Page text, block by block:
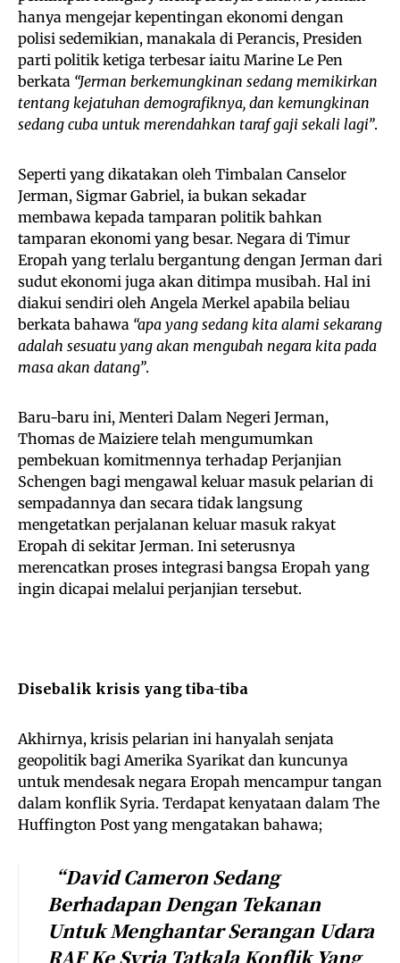
hanya mengejar kepentingan ekonomi dengan
polisi sedemikian, manakala di Perancis, Presiden
parti politik ketiga terbesar iaitu Marine Le Pen
berkata “Jerman berkemungkinan sedang memikirkan
tentang kejatuhan demografiknya, dan kemungkinan
sedang cuba untuk merendahkan taraf gaji sekali lagi”.
Seperti yang dikatakan oleh Timbalan Canselor
Jerman, Sigmar Gabriel, ia bukan sekadar
membawa kepada tamparan politik bahkan
tamparan ekonomi yang besar. Negara di Timur
Eropah yang terlalu bergantung dengan Jerman dari
sudut ekonomi juga akan ditimpa musibah. Hal ini
diakui sendiri oleh Angela Merkel apabila beliau
berkata bahawa “apa yang sedang kita alami sekarang
adalah sesuatu yang akan mengubah negara kita pada
masa akan datang”.
Baru-baru ini, Menteri Dalam Negeri Jerman,
Thomas de Maiziere telah mengumumkan
pembekuan komitmennya terhadap Perjanjian
Schengen bagi mengawal keluar masuk pelarian di
sempadannya dan secara tidak langsung
mengetatkan perjalanan keluar masuk rakyat
Eropah di sekitar Jerman. Ini seterusnya
merencatkan proses integrasi bangsa Eropah yang
ingin dicapai melalui perjanjian tersebut.
Disebalik krisis yang tiba-tiba
Akhirnya, krisis pelarian ini hanyalah senjata
geopolitik bagi Amerika Syarikat dan kuncunya
untuk mendesak negara Eropah mencampur tangan
dalam konflik Syria. Terdapat kenyataan dalam The
Huffington Post yang mengatakan bahawa;
“David Cameron Sedang
Berhadapan Dengan Tekanan
Untuk Menghantar Serangan Udara
RAF Ke Syria Tatkala Konflik Yang